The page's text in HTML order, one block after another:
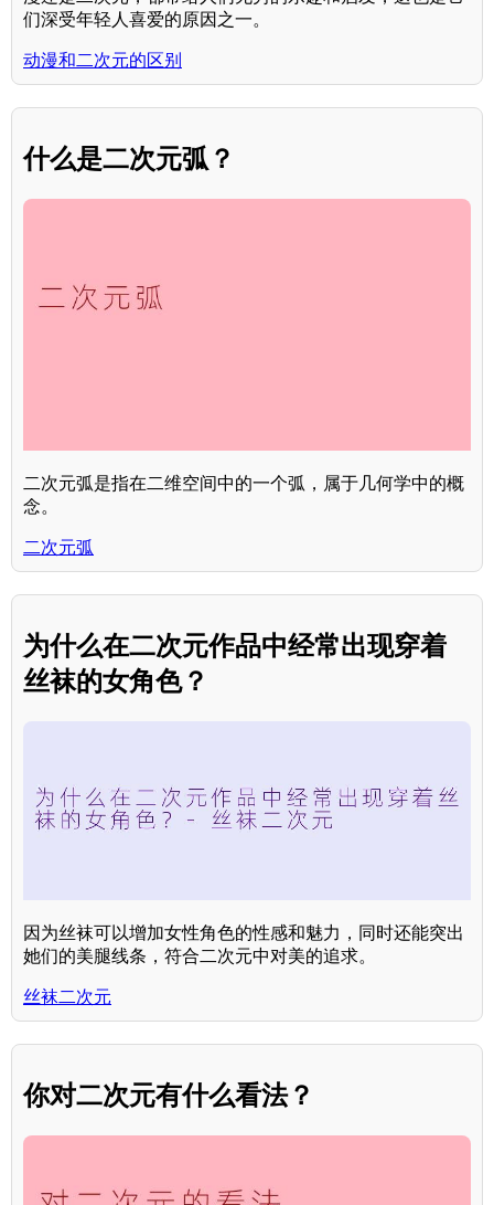
们深受年轻人喜爱的原因之一。
动漫和二次元的区别
什么是二次元弧？
二次元弧是指在二维空间中的一个弧，属于几何学中的概
念。
二次元弧
为什么在二次元作品中经常出现穿着
丝袜的女角色？
因为丝袜可以增加女性角色的性感和魅力，同时还能突出
她们的美腿线条，符合二次元中对美的追求。
丝袜二次元
你对二次元有什么看法？